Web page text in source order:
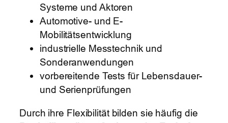
Systeme und Aktoren
Automotive- und E-
Mobilitätsentwicklung
industrielle Messtechnik und
Sonderanwendungen
vorbereitende Tests für Lebensdauer-
und Serienprüfungen
Durch ihre Flexibilität bilden sie häufig die